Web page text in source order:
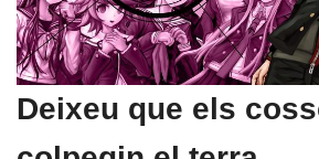
Deixeu que els